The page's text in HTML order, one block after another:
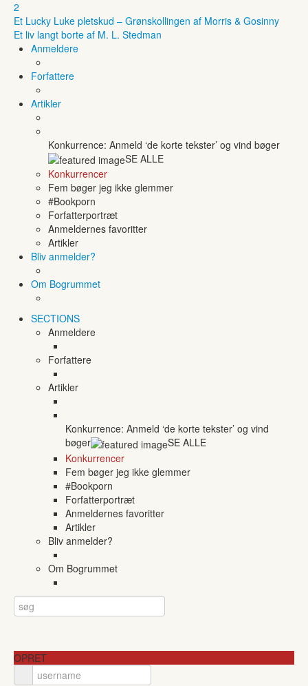
2
Et Lucky Luke pletskud – Grønskollingen af Morris & Gosinny
Et liv langt borte af M. L. Stedman
Anmeldere
Forfattere
Artikler
Konkurrence: Anmeld ‘de korte tekster’ og vind bøger
SE ALLE
Konkurrencer
Fem bøger jeg ikke glemmer
#Bookporn
Forfatterportræt
Anmeldernes favoritter
Artikler
Bliv anmelder?
Om Bogrummet
SECTIONS
Anmeldere
Forfattere
Artikler
Konkurrence: Anmeld ‘de korte tekster’ og vind
bøger
SE ALLE
Konkurrencer
Fem bøger jeg ikke glemmer
#Bookporn
Forfatterportræt
Anmeldernes favoritter
Artikler
Bliv anmelder?
Om Bogrummet
OPRET